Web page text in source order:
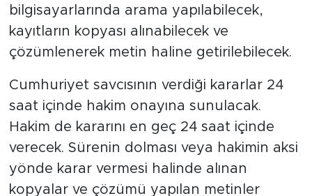
bilgisayarlarında arama yapılabilecek,
kayıtların kopyası alınabilecek ve
çözümlenerek metin haline getirilebilecek.
Cumhuriyet savcısının verdiği kararlar 24
saat içinde hakim onayına sunulacak.
Hakim de kararını en geç 24 saat içinde
verecek. Sürenin dolması veya hakimin aksi
yönde karar vermesi halinde alınan
kopyalar ve çözümü yapılan metinler